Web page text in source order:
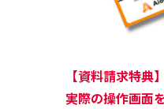
【資料請求特典】
実際の操作画面